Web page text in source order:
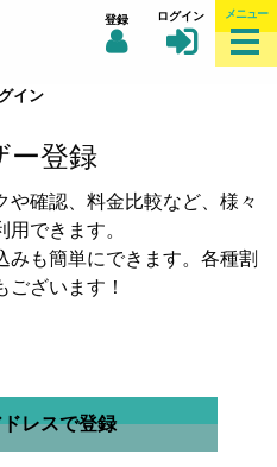
登録 ログイン メニュー
イン
ー登録
確認、料金比較など、様々
用できます。
みも簡単にできます。各種割
ございます！
レスで登録